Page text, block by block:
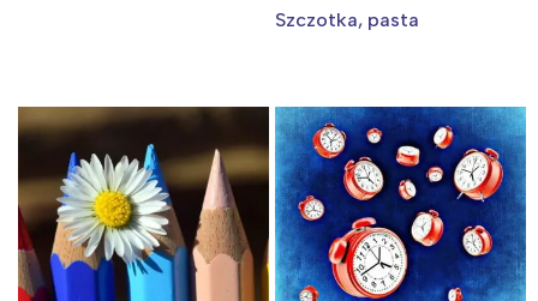
Szczotka, pasta